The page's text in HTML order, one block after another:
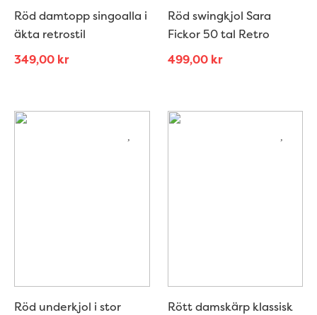
Röd damtopp singoalla i
äkta retrostil
349,00 kr
Röd swingkjol Sara
Fickor 50 tal Retro
499,00 kr
Röd underkjol i stor
Rött damskärp klassisk